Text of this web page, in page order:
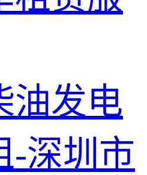
油发电
-深圳市